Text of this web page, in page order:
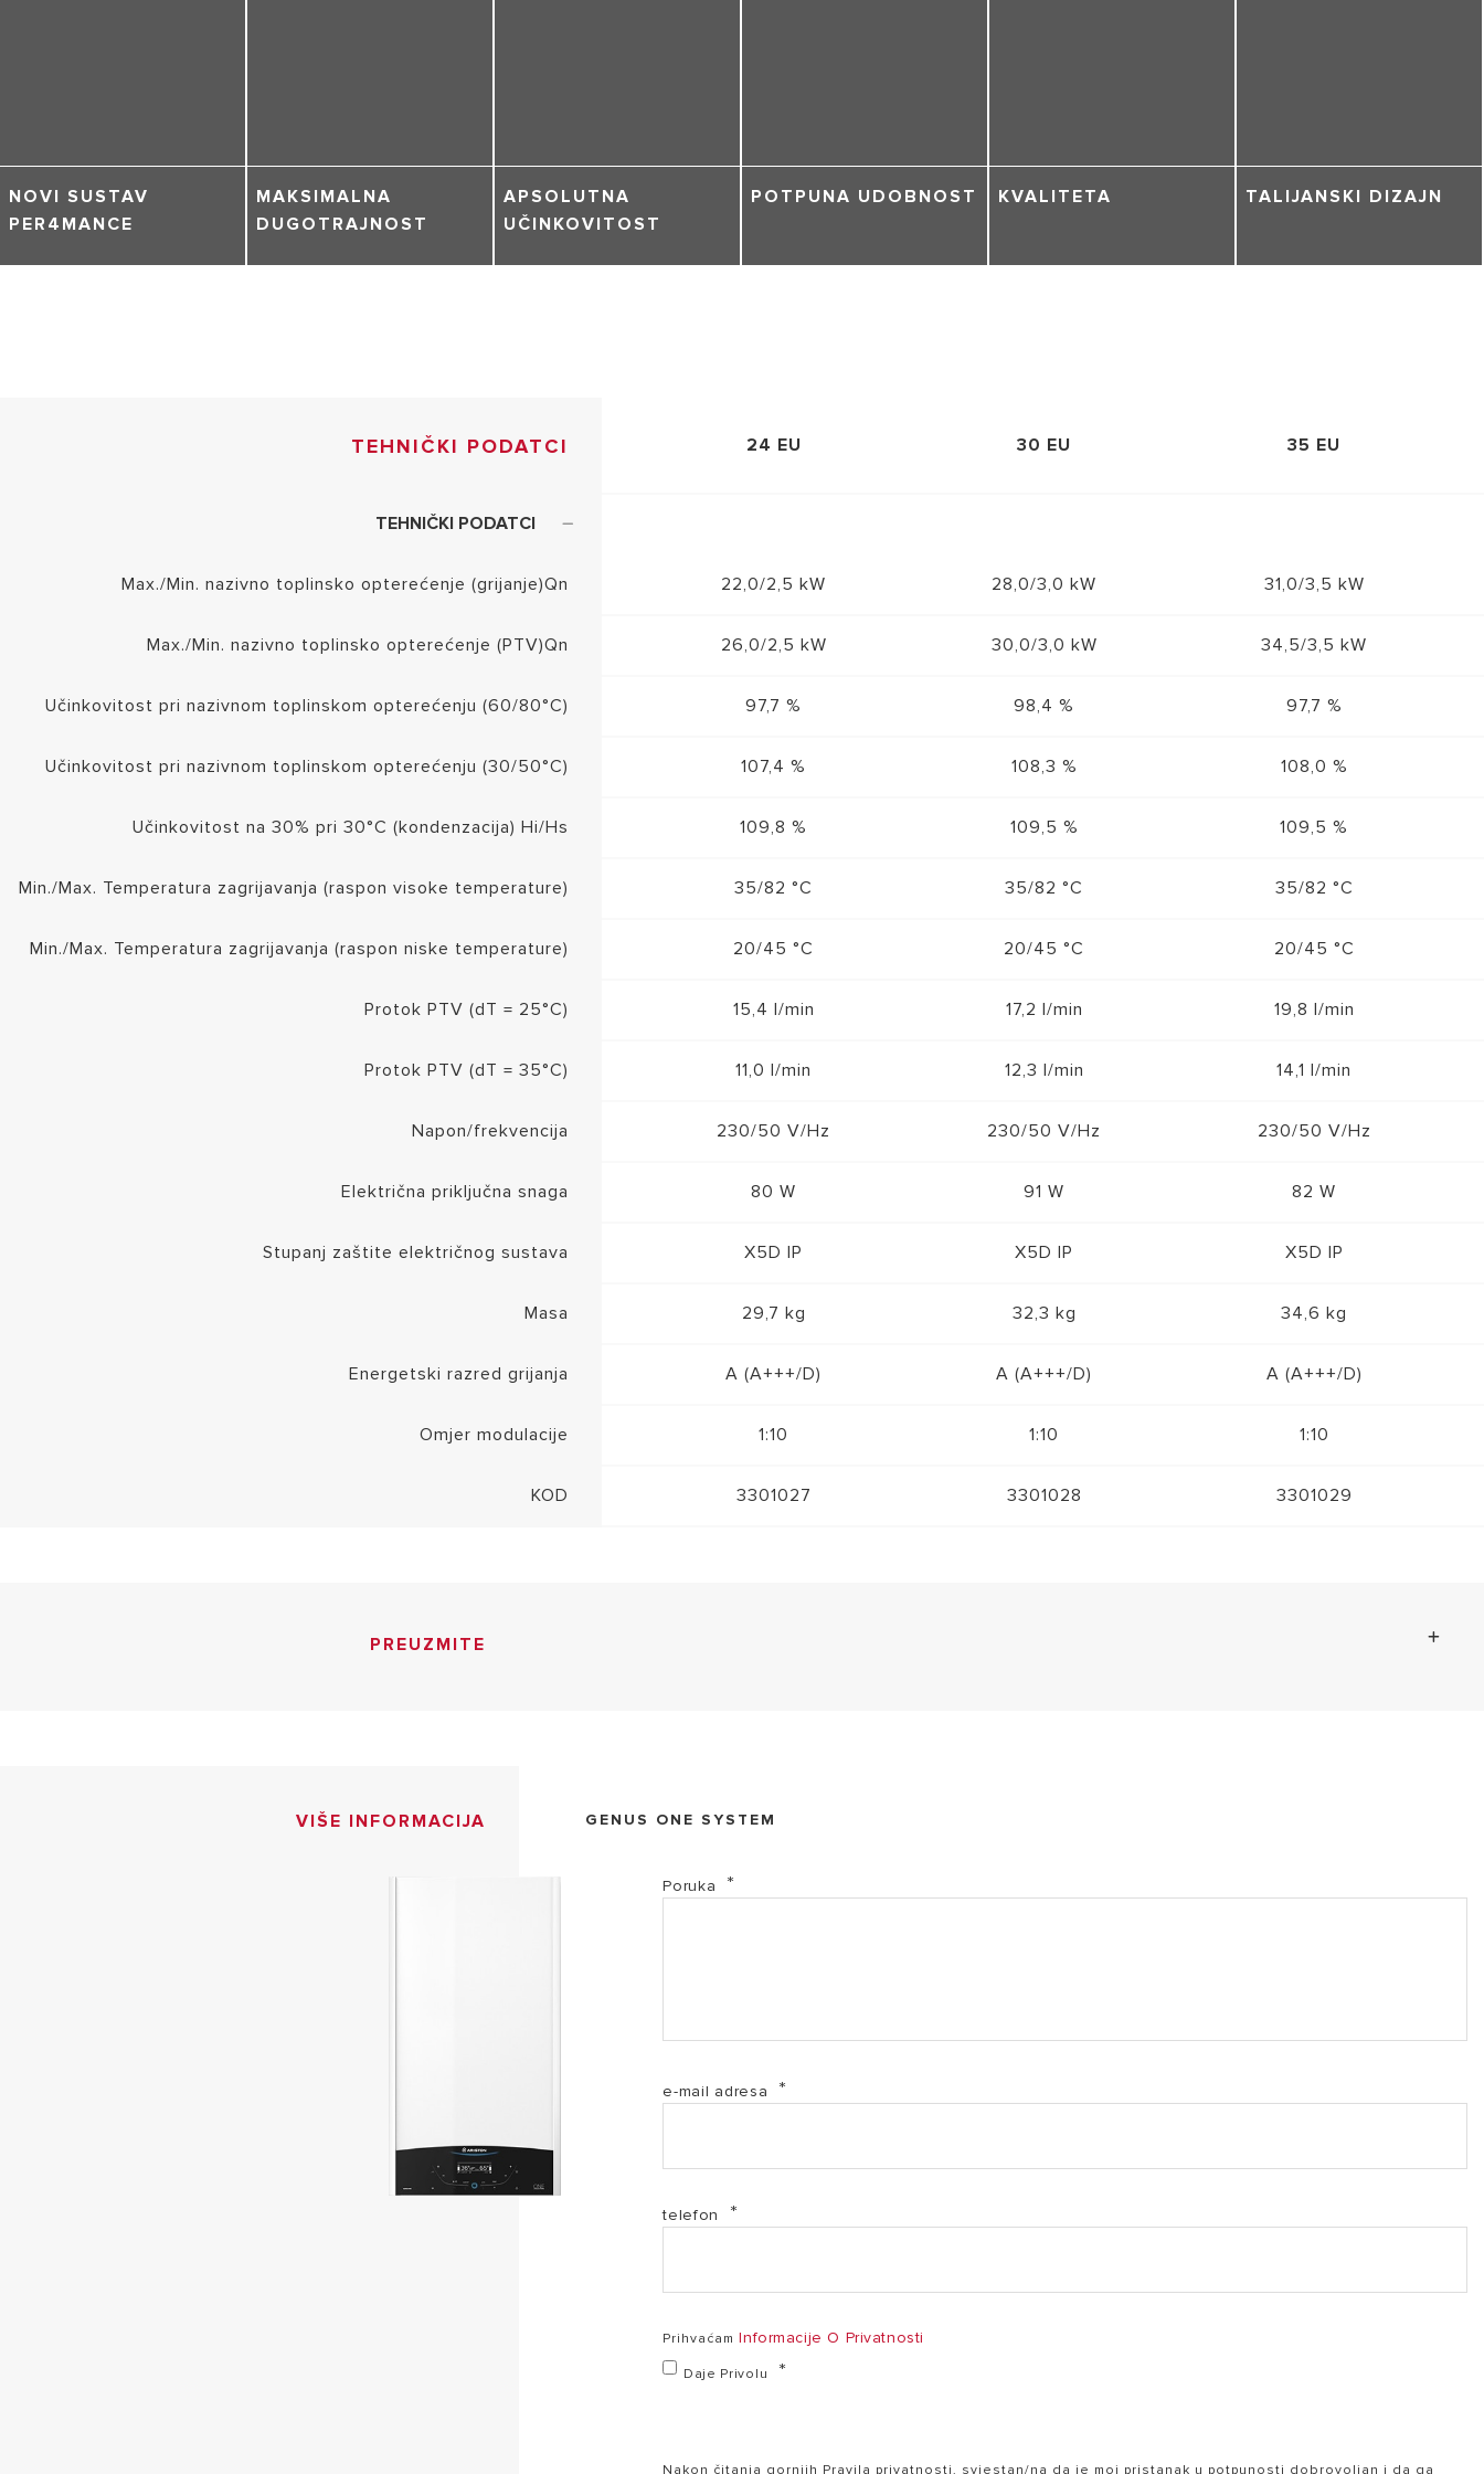
NOVI SUSTAV
PER4MANCE
MAKSIMALNA
DUGOTRAJNOST
APSOLUTNA
UČINKOVITOST
POTPUNA UDOBNOST KVALITETA TALIJANSKI DIZAJN
TEHNIČKI PODATCI 24 EU 30 EU 35 EU
TEHNIČKI PODATCI
Max./Min. nazivno toplinsko opterećenje (grijanje)Qn 22,0/2,5 kW 28,0/3,0 kW 31,0/3,5 kW
Max./Min. nazivno toplinsko opterećenje (PTV)Qn 26,0/2,5 kW 30,0/3,0 kW 34,5/3,5 kW
Učinkovitost pri nazivnom toplinskom opterećenju (60/80°C) 97,7 % 98,4 % 97,7 %
Učinkovitost pri nazivnom toplinskom opterećenju (30/50°C) 107,4 % 108,3 % 108,0 %
Učinkovitost na 30% pri 30°C (kondenzacija) Hi/Hs 109,8 % 109,5 % 109,5 %
Min./Max. Temperatura zagrijavanja (raspon visoke temperature) 35/82 °C 35/82 °C 35/82 °C
Min./Max. Temperatura zagrijavanja (raspon niske temperature) 20/45 °C 20/45 °C 20/45 °C
Protok PTV (dT = 25°C) 15,4 l/min 17,2 l/min 19,8 l/min
Protok PTV (dT = 35°C) 11,0 l/min 12,3 l/min 14,1 l/min
Napon/frekvencija 230/50 V/Hz 230/50 V/Hz 230/50 V/Hz
Električna priključna snaga 80 W 91 W 82 W
Stupanj zaštite električnog sustava X5D IP X5D IP X5D IP
Masa 29,7 kg 32,3 kg 34,6 kg
Energetski razred grijanja A (A+++/D) A (A+++/D) A (A+++/D)
Omjer modulacije 1:10 1:10 1:10
KOD 3301027 3301028 3301029
PREUZMITE
Genus One System_upustva za instalaciju i održavanje (PDF, 20.52 mb)
Genus One System_uputstva za korištenje (PDF, 3.93 mb)
VIŠE INFORMACIJA GENUS ONE SYSTEM
Poruka
e-mail adresa
telefon
PrihvaćamInformacije O Privatnosti
Daje Privolu
Nakon čitanja gornjih Pravila privatnosti, svjestan/na da je moj pristanak u potpunosti dobrovoljan i da ga